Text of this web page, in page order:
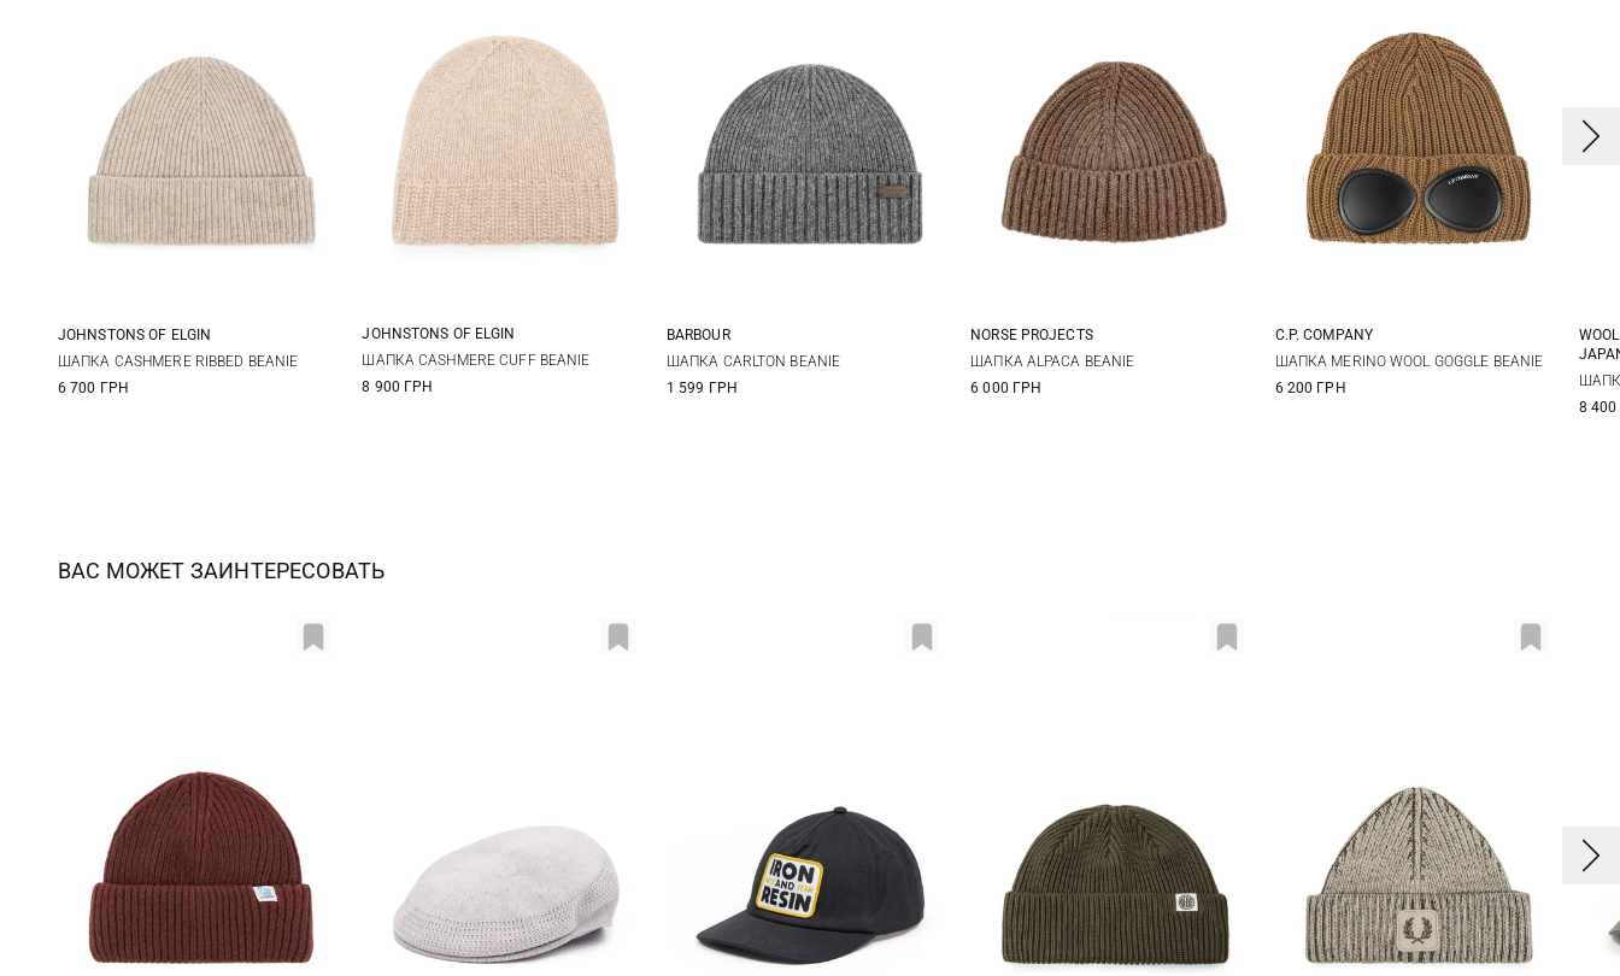
One size
JOHNSTONS OF ELGIN
ШАПКА CASHMERE RIBBED BEANIE
6 700 ГРН
One size
JOHNSTONS OF ELGIN
ШАПКА CASHMERE CUFF BEANIE
8 900 ГРН
One size
BARBOUR
ШАПКА CARLTON BEANIE
1 599 ГРН
One size
NORSE PROJECTS
ШАПКА ALPACA BEANIE
6 000 ГРН
One size
C.P. COMPANY
ШАПКА MERINO WOOL GOGGLE BEANIE
6 200 ГРН
8
ВАС МОЖЕТ ЗАИНТЕРЕСОВАТЬ